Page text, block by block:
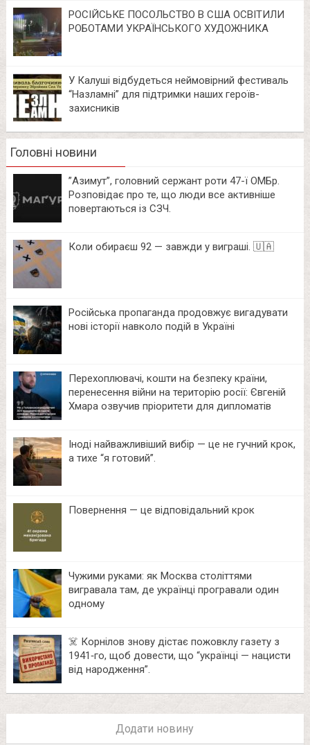
РОСІЙСЬКЕ ПОСОЛЬСТВО В США ОСВІТИЛИ
РОБОТАМИ УКРАЇНСЬКОГО ХУДОЖНИКА
У Калуші відбудеться неймовірний фестиваль
“Назламні” для підтримки наших героїв-
захисників
Головні новини
⁨”Азимут”, головний сержант роти 47-ї ОМБр.
Розповідає про те, що люди все активніше
повертаються із СЗЧ.
Коли обираєш 92 — завжди у виграші. 🇺🇦
Російська пропаганда продовжує вигадувати
нові історії навколо подій в Україні
Перехоплювачі, кошти на безпеку країни,
перенесення війни на територію росії: Євгеній
Хмара озвучив пріоритети для дипломатів
Іноді найважливіший вибір — це не гучний крок,
а тихе “я готовий”.
Повернення — це відповідальний крок
Чужими руками: як Москва століттями
вигравала там, де українці програвали один
одному
☠️ Корнілов знову дістає пожовклу газету з
1941‑го, щоб довести, що “українці — нацисти
від народження”.
Додати новину